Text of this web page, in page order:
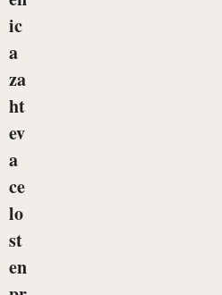
ic
a
za
ht
ev
a
ce
lo
st
en